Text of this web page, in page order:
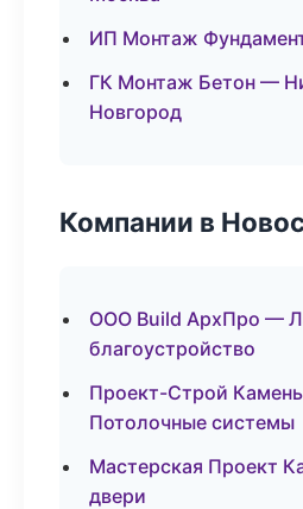
ИП Монтаж
ГК Монтаж Бетон —
Новгород
Компании в
ООО Build АрхПро —
благоустройство
Проект-Строй
Потолочные системы
Мастерская Проект
двери